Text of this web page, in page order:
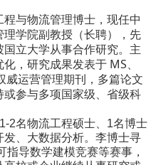
与物流管理博士，现任中
学院副教授（长聘），先
立大学从事合作研究。主
，研究成果发表于 MS、
威运营管理期刊，多篇论文
参与多项国家级、省级科
2名物流工程硕士、1名博士
发、大数据分析。李博士寻
指导数学建模竞赛等赛事，